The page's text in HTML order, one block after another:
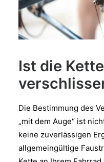
Ist die
Die Bestimmung des
„mit dem Auge“ ist
keine zuverlässigen
allgemeingültige